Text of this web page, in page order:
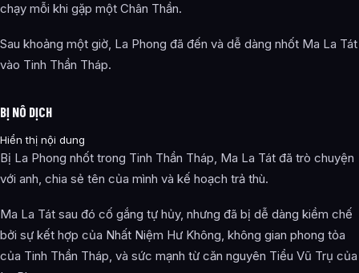
chạy mỗi khi gặp một Chân Thần.
Sau khoảng một giờ, La Phong đã đến và dễ dàng nhốt Ma La Tát
vào Tinh Thần Tháp.
BỊ NÔ DỊCH
Hiển thị nội dung
Bị La Phong nhốt trong Tinh Thần Tháp, Ma La Tát đã trò chuyện
với anh, chia sẻ tên của mình và kế hoạch trả thù.
Ma La Tát sau đó cố gắng tự hủy, nhưng đã bị dễ dàng kiềm chế
bởi sự kết hợp của Nhất Niệm Hư Không, không gian phong tỏa
của Tinh Thần Tháp, và sức mạnh từ căn nguyên Tiểu Vũ Trụ của